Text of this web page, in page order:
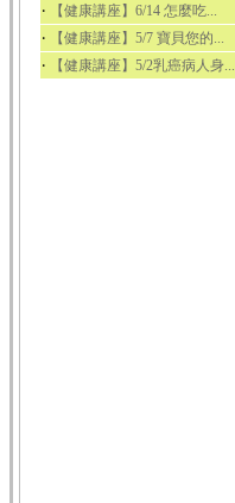
‧ 【健康講座】6/14 怎麼吃...
‧ 【健康講座】5/7 寶貝您的...
‧ 【健康講座】5/2乳癌病人身...